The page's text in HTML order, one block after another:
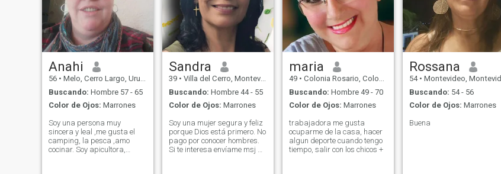
Anahi
56 • Melo, Cerro Largo, Uruguay
Buscando: Hombre 57 - 65
Color de Ojos: Marrones
Soy una persona muy
sincera y leal ,me gusta el
camping, la pesca ,amo
cocinar. Soy apicultora,
Sandra
39 • Villa del Cerro, Montevideo, Uruguay
Buscando: Hombre 44 - 55
Color de Ojos: Marrones
Soy una mujer segura y feliz
porque Dios está primero. No
pago por conocer hombres.
Si te interesa envíame msj a
maria
49 • Colonia Rosario, Colonia, Uruguay
Buscando: Hombre 49 - 70
Color de Ojos: Marrones
trabajadora me gusta
ocuparme de la casa, hacer
algun deporte cuando tengo
tiempo, salir con los chicos +
Rossana
54 • Montevideo, Montevideo, Uruguay
Buscando: 54 - 56
Color de Ojos: Marrones
Buena